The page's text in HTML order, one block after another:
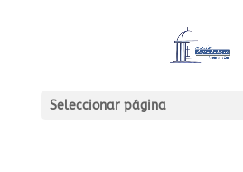
Seleccionar página